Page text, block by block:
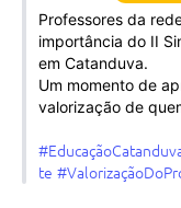
Obras
Galeria de Vídeos
Projetos
Links
Professores da
importância do II
em Catanduva.
Um momento de
valorização de
te